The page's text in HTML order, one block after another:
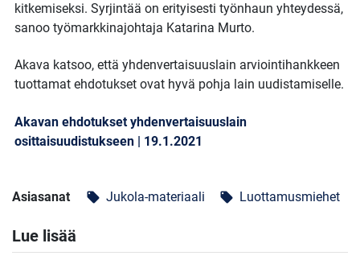
kitkemiseksi. Syrjintää on erityisesti työnhaun yhteydessä,
sanoo työmarkkinajohtaja Katarina Murto.
Akava katsoo, että yhdenvertaisuuslain arviointihankkeen
tuottamat ehdotukset ovat hyvä pohja lain uudistamiselle.
Akavan ehdotukset yhdenvertaisuuslain
osittaisuudistukseen | 19.1.2021
Asiasanat local_offer Jukola-materiaali local_offer Luottamusmiehet
Lue lisää